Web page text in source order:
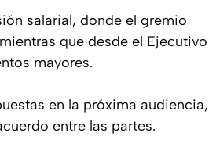
salarial, donde el gremio
que desde el Ejecutivo
mayores.
en la próxima audiencia,
entre las partes.